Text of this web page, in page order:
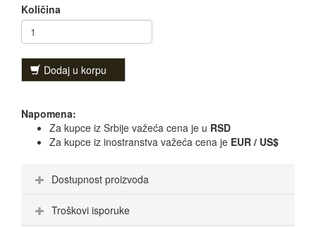
Količina
Dodaj u korpu
Napomena:
Za kupce iz Srbije važeća cena je u RSD
Za kupce iz inostranstva važeća cena je EUR / US$
Dostupnost proizvoda
Troškovi isporuke